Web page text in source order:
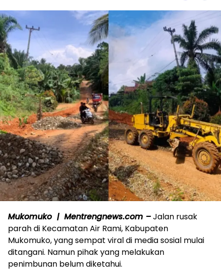
Mukomuko | Mentrengnews.com –Jalan rusak
parah di Kecamatan Air Rami, Kabupaten
Mukomuko, yang sempat viral di media sosial mulai
ditangani. Namun pihak yang melakukan
penimbunan belum diketahui.